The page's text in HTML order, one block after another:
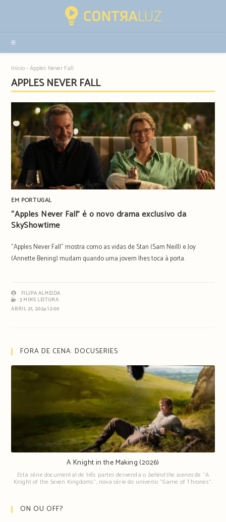
sidebar
Início-Apples Never Fall
APPLES NEVER FALL
EM PORTUGAL
“Apples Never Fall” é o novo drama exclusivo da
SkyShowtime
"Apples Never Fall" mostra como as vidas de Stan (Sam Neill) e Joy
(Annette Bening) mudam quando uma jovem lhes toca à porta.
FILIPA ALMEIDA
3 MINS LEITURA
ABRIL 21, 2024 12:00
FORA DE CENA: DOCUSERIES
A Knight in the Making (2026)
Esta série documental de três partes desvenda o behind the scenesde "A
Knight of the Seven Kingdoms", nova série do universo "Game of Thrones".
ON OU OFF?